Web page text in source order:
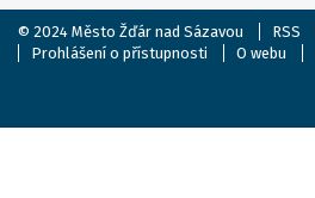
© 2024 Město Žďár nad Sázavou RSS
Prohlášení o přístupnosti
O webu